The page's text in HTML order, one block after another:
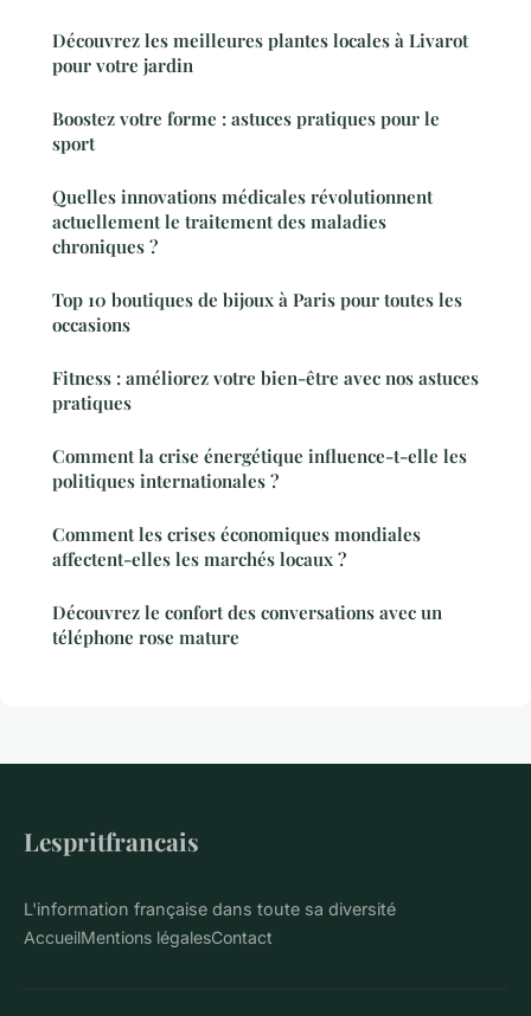
Découvrez les meilleures plantes locales à Livarot
pour votre jardin
Boostez votre forme : astuces pratiques pour le
sport
Quelles innovations médicales révolutionnent
actuellement le traitement des maladies
chroniques ?
Top 10 boutiques de bijoux à Paris pour toutes les
occasions
Fitness : améliorez votre bien-être avec nos astuces
pratiques
Comment la crise énergétique influence-t-elle les
politiques internationales ?
Comment les crises économiques mondiales
affectent-elles les marchés locaux ?
Découvrez le confort des conversations avec un
téléphone rose mature
Lespritfrancais
L'information française dans toute sa diversité
AccueilMentions légalesContact